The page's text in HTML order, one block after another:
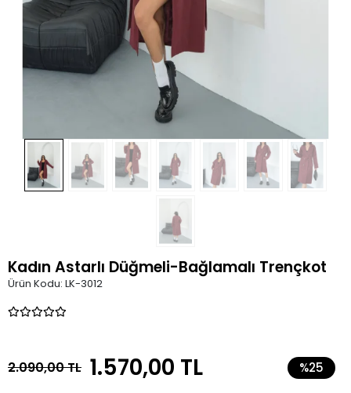
Kadın Astarlı Düğmeli-Bağlamalı Trençkot
Ürün Kodu: LK-3012
2.090,00 TL 1.570,00 TL %25